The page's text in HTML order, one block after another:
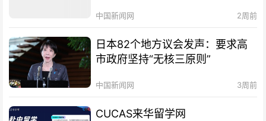
中国新闻网 2周前
日本82个地方议会发声：要求高
市政府坚持“无核三原则”
中国新闻网 3周前
CUCAS来华留学网